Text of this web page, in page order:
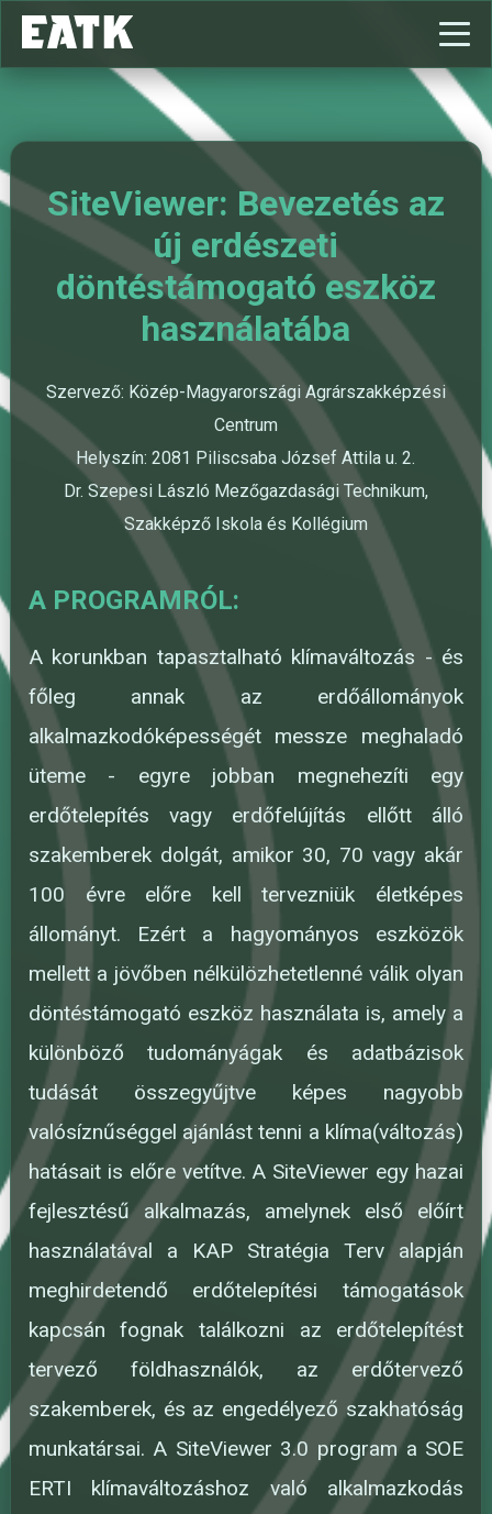
SiteViewer: Bevezetés az
új erdészeti
döntéstámogató eszköz
használatába
Szervező: Közép-Magyarországi Agrárszakképzési
Centrum
Helyszín: 2081 Piliscsaba József Attila u. 2.
Dr. Szepesi László Mezőgazdasági Technikum,
Szakképző Iskola és Kollégium
A PROGRAMRÓL:
A korunkban tapasztalható klímaváltozás - és
főleg annak az erdőállományok
alkalmazkodóképességét messze meghaladó
üteme - egyre jobban megnehezíti egy
erdőtelepítés vagy erdőfelújítás ellőtt álló
szakemberek dolgát, amikor 30, 70 vagy akár
100 évre előre kell tervezniük életképes
állományt. Ezért a hagyományos eszközök
mellett a jövőben nélkülözhetetlenné válik olyan
döntéstámogató eszköz használata is, amely a
különböző tudományágak és adatbázisok
tudását összegyűjtve képes nagyobb
valósíznűséggel ajánlást tenni a klíma(változás)
hatásait is előre vetítve. A SiteViewer egy hazai
fejlesztésű alkalmazás, amelynek első előírt
használatával a KAP Stratégia Terv alapján
meghirdetendő erdőtelepítési támogatások
kapcsán fognak találkozni az erdőtelepítést
tervező földhasználók, az erdőtervező
szakemberek, és az engedélyező szakhatóság
munkatársai. A SiteViewer 3.0 program a SOE
ERTI klímaváltozáshoz való alkalmazkodás